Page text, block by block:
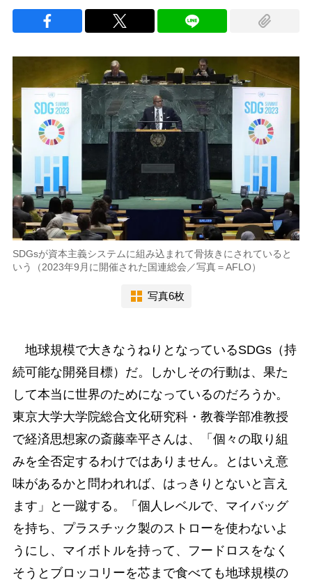
SDGsが資本主義システムに組み込まれて骨抜きにされていると
いう（2023年9月に開催された国連総会／写真＝AFLO）
写真6枚
地球規模で大きなうねりとなっているSDGs（持
続可能な開発目標）だ。しかしその行動は、果た
して本当に世界のためになっているのだろうか。
東京大学大学院総合文化研究科・教養学部准教授
で経済思想家の斎藤幸平さんは、「個々の取り組
みを全否定するわけではありません。とはいえ意
味があるかと問われれば、はっきりとないと言え
ます」と一蹴する。「個人レベルで、マイバッグ
を持ち、プラスチック製のストローを使わないよ
うにし、マイボトルを持って、フードロスをなく
そうとブロッコリーを芯まで食べても地球規模の